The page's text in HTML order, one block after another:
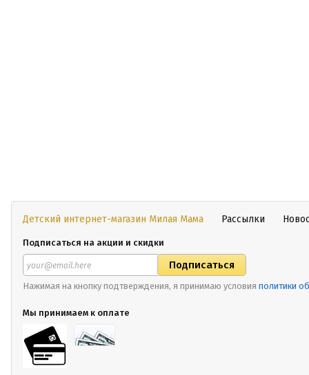
Детский интернет-магазин Милая Мама Рассылки
Подписаться на акции и скидки
Нажимая на кнопку подтверждения, я принимаю условия политики
Мы принимаем к оплате